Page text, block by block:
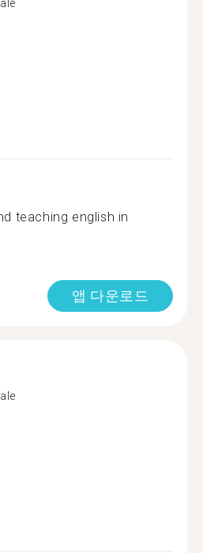
teaching english in
앱 다운로드